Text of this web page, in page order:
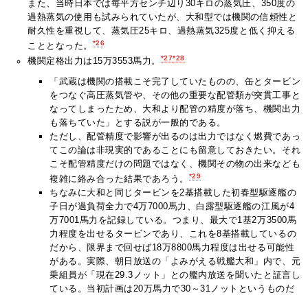
また、当時日本では毎平方センチ辺り30キロの蒸気圧、350度の
過熱蒸気の使用も試みられていたが、大和型では機関の信頼性と
耐久性を重視して、蒸気圧25キロ、過熱蒸気325度と低く抑える
こととなった。
*26
機関定格出力は15万3553馬力。 *27*28
「武蔵は機関の搭載こそ完了していたものの、缶とタービン
をつなぐ高圧蒸気管や、その他の重要な配管類が突貫工事と
なってしまったため、大和より配管の精度が落ち、機関出力
も落ちていた」とする説が一般的である。
ただし、配管精度で影響が出るのは出力ではなく燃費であっ
てこの論は非現実的であることにも留意しておきたい。それ
こそ配管精度だけの問題ではなく、機関その物の出来なども
複雑に絡み合った結果であろう。
*29
ちなみに大和と同じタービンを2基搭載した初春型駆逐艦の
子日が過負荷全力で4万7000馬力、白露型駆逐艦の江風が4
万7001馬力を記録している。つまり、最大で1基2万3500馬
力程度を出せるタービンであり、これを8基搭載しているの
だから、限界まで回せば18万8800馬力程度は出せる可能性
がある。実際、朝日放送の「よみがえる戦艦大和」内で、元
乗組員が「現在29.3ノット」との艦内放送を聞いたと証言し
ている。当初計画は20万馬力で30～31ノットというものだ